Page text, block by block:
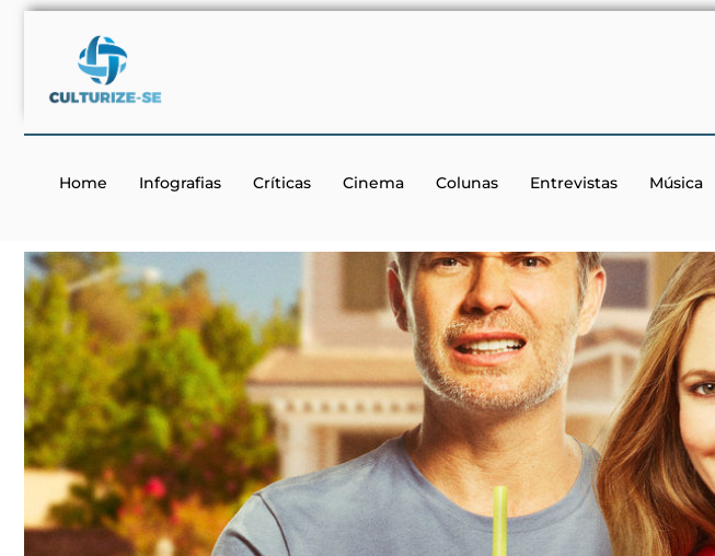
Home Infografias Críticas Cinema Colunas Entrevistas Música